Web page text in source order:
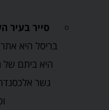
סייר בעיר
בריסל היא
היא ביתם של
גשר